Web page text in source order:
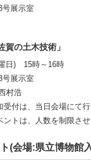
号展示室
賀の土木技術」
日) 15時～16時
号展示室
村浩
付は、当日会場にて行
トは、人数を制限させ
(会場:県立博物館